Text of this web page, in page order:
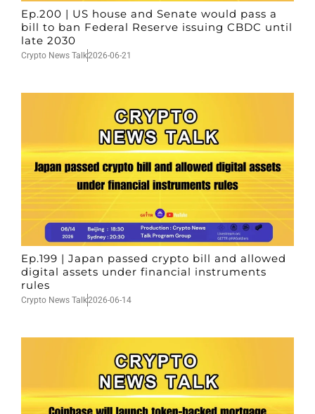
Ep.200 | US house and Senate would pass a
bill to ban Federal Reserve issuing CBDC until
late 2030
Crypto News Talk2026-06-21
Ep.199 | Japan passed crypto bill and allowed
digital assets under financial instruments
rules
Crypto News Talk2026-06-14